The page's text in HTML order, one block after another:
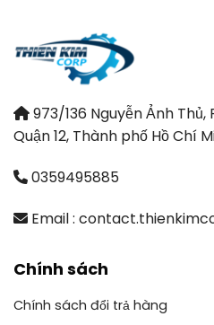
973/136 Nguyễn Ảnh
Quận 12, Thành phố Hồ Chí
0359495885
Email :
Chính sách
Chính sách đổi trả hàng